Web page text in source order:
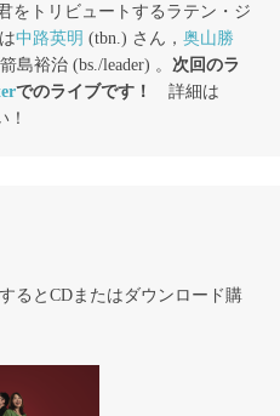
をトリビュートするラテン・ジ
中路英明 (tbn.) さん， 奥山勝
島裕治 (bs./leader) 。 次回のラ
でのライブです！
詳細は
！
とCDまたはダウンロード購